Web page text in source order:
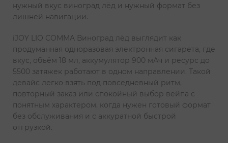
нужный вкус виноград лёд и нужный формат без
лишней навигации.
iJOY LIO COMMA Виноград лёд выглядит как
продуманная одноразовая электронная сигарета, где
вкус, объём 18 мл, аккумулятор 900 мАч и ресурс до
5500 затяжек работают в одном направлении. Такой
девайс легко взять под повседневный ритм,
повторный заказ или спокойный выбор вейпа с
понятным характером, когда нужен готовый формат
без обслуживания и с аккуратной быстрой
отгрузкой.